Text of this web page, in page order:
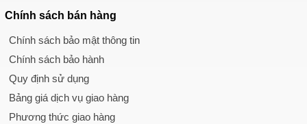
Chính sách bán hàng
Chính sách bảo mật thông tin
Chính sách bảo hành
Quy định sử dụng
Bảng giá dịch vụ giao hàng
Phương thức giao hàng